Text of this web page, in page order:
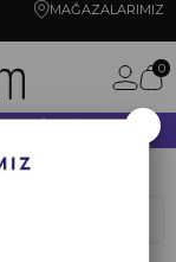
MAĞAZALARIMIZ
0
KARGO ÜCRETSİZ!